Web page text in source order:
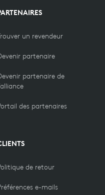
un revendeur
partenaire
partenaire de
des partenaires
de retour
e-mails